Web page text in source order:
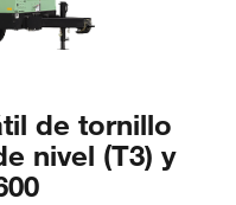
de tornillo
nivel (T3) y